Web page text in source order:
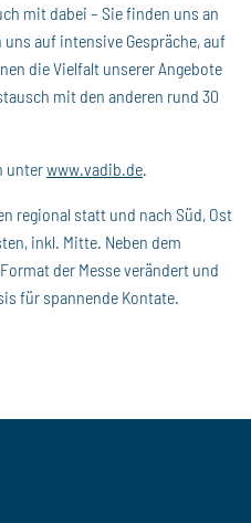
mit dabei – Sie finden uns an
uns auf intensive Gespräche, auf
die Vielfalt unserer Angebote
mit den anderen rund 30
unterwww.vadib.de.
regional statt und nach Süd, Ost
inkl. Mitte. Neben dem
der Messe verändert und
für spannende Kontate.